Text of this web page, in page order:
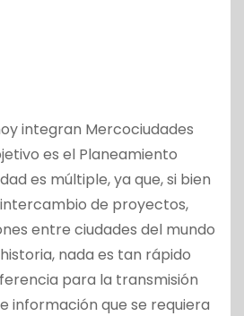
integran Mercociudades
es el Planeamiento
es múltiple, ya que, si bien
de proyectos,
entre ciudades del mundo
nada es tan rápido
para la transmisión
información que se requiera